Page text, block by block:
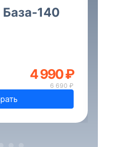
База-140
4 990 ₽
6 690 ₽